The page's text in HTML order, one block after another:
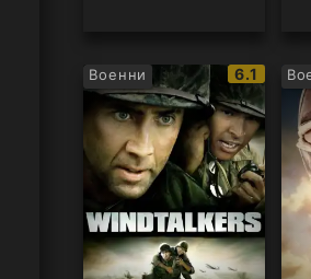
Военни
IMDb
рейтинг:
6.1